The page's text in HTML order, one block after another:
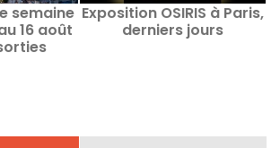
semaine
16 août
Exposition OSIRIS à Paris,
derniers jours